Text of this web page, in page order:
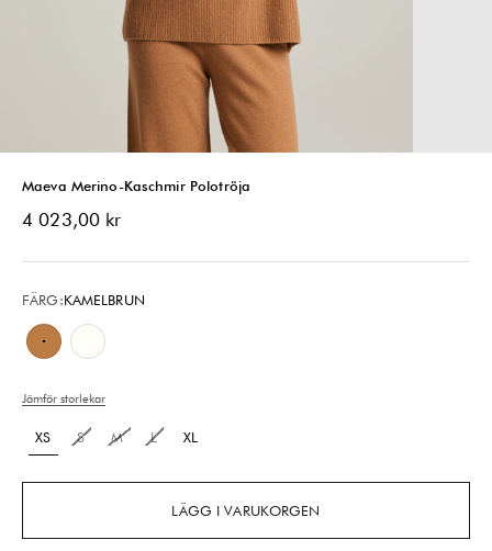
Maeva Merino-Kaschmir Polotröja
REA-pris
4 023,00 kr
FÄRG:KAMELBRUN
KamelbrunKritvit
Jämför storlekar
XS S M L XL
LÄGG I VARUKORGEN